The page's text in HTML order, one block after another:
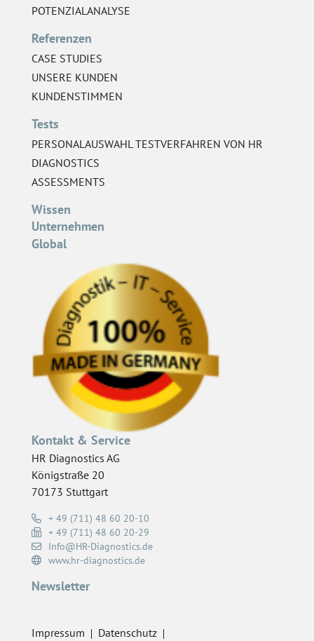
POTENZIALANALYSE
Referenzen
CASE STUDIES
UNSERE KUNDEN
KUNDENSTIMMEN
Tests
PERSONALAUSWAHL TESTVERFAHREN VON HR
DIAGNOSTICS
ASSESSMENTS
Wissen
Unternehmen
Global
Kontakt & Service
HR Diagnostics AG
Königstraße 20
70173 Stuttgart
+ 49 (711) 48 60 20-10
+ 49 (711) 48 60 20-29
Info@HR-Diagnostics.de
www.hr-diagnostics.de
Newsletter
Impressum Datenschutz